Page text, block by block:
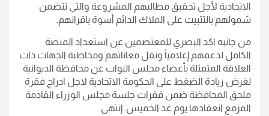
الاتحادية لأجل تحقيق مطالبهم المشروعة والتي تتضمن
شمولهم بالتثبيت على الملاك الدائم أسوة باقرانهم.
من جانبه اكد البصري للمعتصمين عن استعداد المنصة
الكامل لدعمهم إعلامياً ونقل معاناتهم ومخاطبة الجهات ذات
العلاقة المتمثلة بأعضاء مجلس النواب عن محافظة الديوانية
لغرض زيادة الضغط على الحكومة الاتحادية لاجل ادراج فقرة
ملحق المحافظة ضمن فقرات جلسة مجلس الوزراء القادمة
المزمع انعقادها يوم غد الخميس. إنتهى